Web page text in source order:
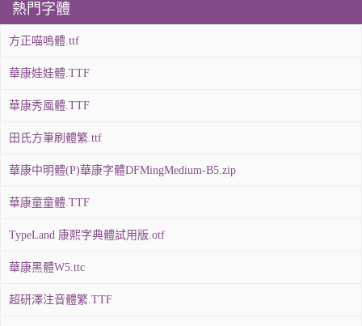
熱門字體
方正喵嗚體.ttf
華康娃娃體.TTF
華康秀風體.TTF
田氏方筆刷體繁.ttf
華康中明體(P)華康字體DFMingMedium-B5.zip
華康童童體.TTF
TypeLand 康熙字典體試用版.otf
華康黑體W5.ttc
超研澤注音體繁.TTF